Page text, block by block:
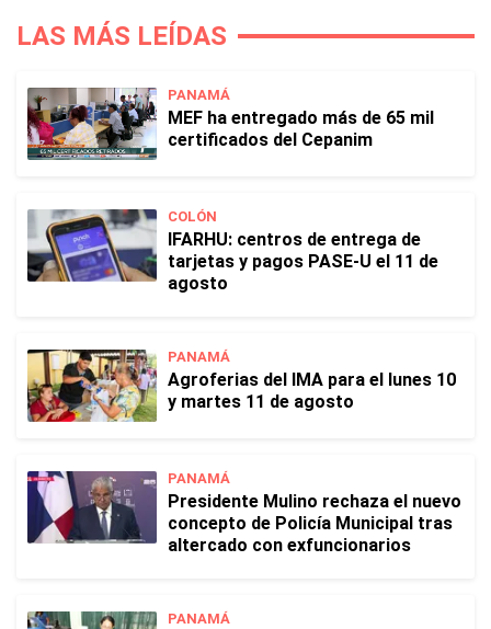
LAS MÁS LEÍDAS
PANAMÁ
MEF ha entregado más de 65 mil
certificados del Cepanim
COLÓN
IFARHU: centros de entrega de
tarjetas y pagos PASE-U el 11 de
agosto
PANAMÁ
Agroferias del IMA para el lunes 10
y martes 11 de agosto
PANAMÁ
Presidente Mulino rechaza el nuevo
concepto de Policía Municipal tras
altercado con exfuncionarios
PANAMÁ